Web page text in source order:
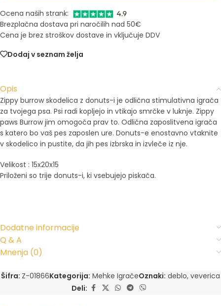
Ocena naših strank:
Brezplačna dostava pri naročilih nad 50€
Cena je brez stroškov dostave in vključuje DDV
Dodaj v seznam želja
Opis
Zippy burrow skodelica z donuts-i je odlična stimulativna igrača
za tvojega psa. Psi radi kopljejo in vtikajo smrčke v luknje. Zippy
paws Burrow jim omogoča prav to. Odlična zaposlitvena igrača
s katero bo vaš pes zaposlen ure. Donuts-e enostavno vtaknite
v skodelico in pustite, da jih pes izbrska in izvleče iz nje.
Velikost : 15x20x15
Priloženi so trije donuts-i, ki vsebujejo piskača.
Dodatne informacije
Q & A
Mnenja (0)
Šifra: Z-01866Kategorija: Mehke IgračeOznaki: deblo, veverica
Deli: